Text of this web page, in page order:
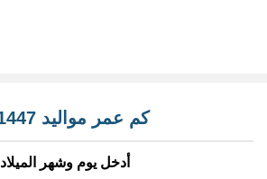
كم عمر مواليد 1447 ؟
أدخل يوم وشهر الميلاد